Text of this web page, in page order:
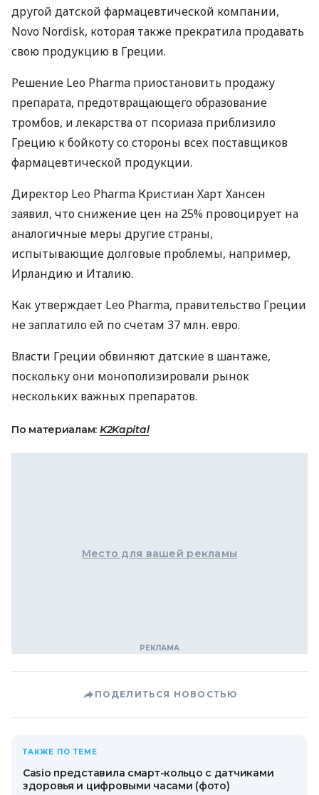
другой датской фармацевтической компании,
Novo Nordisk, которая также прекратила продавать
свою продукцию в Греции.
Решение Leo Pharma приостановить продажу
препарата, предотвращающего образование
тромбов, и лекарства от псориаза приблизило
Грецию к бойкоту со стороны всех поставщиков
фармацевтической продукции.
Директор Leo Pharma Кристиан Харт Хансен
заявил, что снижение цен на 25% провоцирует на
аналогичные меры другие страны,
испытывающие долговые проблемы, например,
Ирландию и Италию.
Как утверждает Leo Pharma, правительство Греции
не заплатило ей по счетам 37 млн. евро.
Власти Греции обвиняют датские в шантаже,
поскольку они монополизировали рынок
нескольких важных препаратов.
По материалам: K2Kapital
Место для вашей рекламы
ПОДЕЛИТЬСЯ НОВОСТЬЮ
ТАКЖЕ ПО ТЕМЕ
Casio представила смарт-кольцо с датчиками
здоровья и цифровыми часами (фото)